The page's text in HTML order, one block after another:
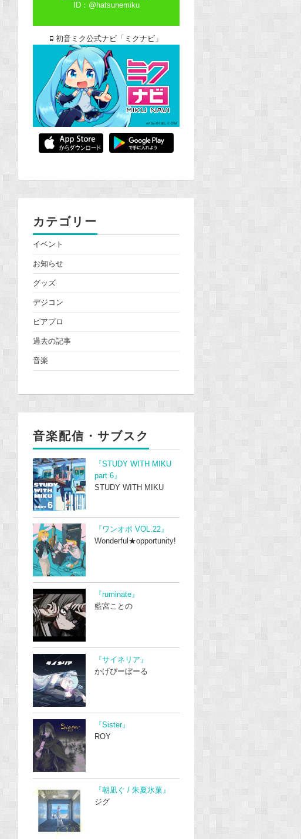
ID：@hatsunemiku
初音ミク公式ナビ「ミクナビ」
カテゴリー
イベント
お知らせ
グッズ
デジコン
ピアプロ
過去の記事
音楽
音楽配信・サブスク
『STUDY WITH MIKU
part 6』
STUDY WITH MIKU
『ワンオポ VOL.22』
Wonderful★opportunity!
『ruminate』
藍宮ことの
『サイネリア』
かげぴーぼーる
『Sister』
ROY
『朝凪ぐ / 朱夏氷菓』
ジグ